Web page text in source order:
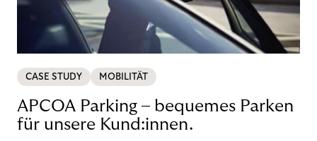
CASE STUDY MOBILITÄT
APCOA Parking – bequemes Parken
für unsere Kund:innen.